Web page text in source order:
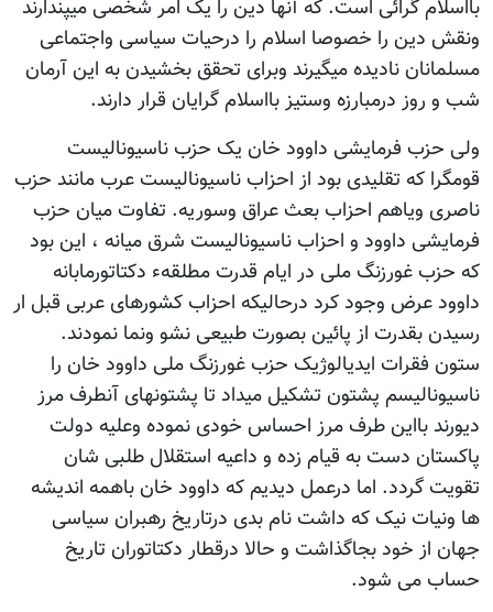
بااسلام گرائی است. که آنها دین را یک امر شخصی میپندارند
ونقش دین را خصوصا اسلام را درحیات سیاسی واجتماعی
مسلمانان نادیده میگیرند وبرای تحقق بخشیدن به این آرمان
شب و روز درمبارزه وستیز بااسلام گرایان قرار دارند.
ولی حزب فرمایشی داوود خان یک حزب ناسیونالیست
قومگرا که تقلیدی بود از احزاب ناسیونالیست عرب مانند حزب
ناصری ویاهم احزاب بعث عراق وسوریه. تفاوت میان حزب
فرمایشی داوود و احزاب ناسیونالیست شرق میانه ، این بود
که حزب غورزنگ ملی در ایام قدرت مطلقهء دکتاتورمابانه
داوود عرض وجود کرد درحالیکه احزاب کشورهای عربی قبل ار
رسیدن بقدرت از پائین بصورت طبیعی نشو ونما نمودند.
ستون فقرات ایدیالوژیک حزب غورزنگ ملی داوود خان را
ناسیونالیسم پشتون تشکیل میداد تا پشتونهای آنطرف مرز
دیورند بااین طرف مرز احساس خودی نموده وعلیه دولت
پاکستان دست به قیام زده و داعیه استقلال طلبی شان
تقویت گردد. اما درعمل دیدیم که داوود خان باهمه اندیشه
ها ونیات نیک که داشت نام بدی درتاریخ رهبران سیاسی
جهان از خود بجاگذاشت و حالا درقطار دکتاتوران تاریخ
حساب می شود.